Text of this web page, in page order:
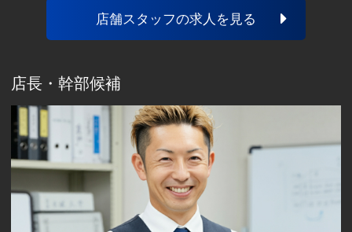
店舗スタッフの求人を見る
店長・幹部候補